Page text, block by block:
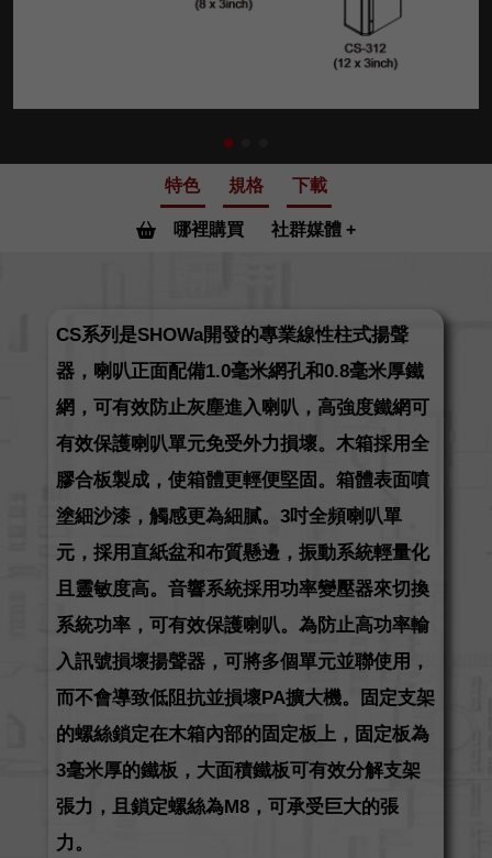
特色 規格 下載
哪裡購買 社群媒體
CS系列是SHOWa開發的專業線性柱式揚聲
器，喇叭正面配備1.0毫米網孔和0.8毫米厚鐵
網，可有效防止灰塵進入喇叭，高強度鐵網可
有效保護喇叭單元免受外力損壞。木箱採用全
膠合板製成，使箱體更輕便堅固。箱體表面噴
塗細沙漆，觸感更為細膩。3吋全頻喇叭單
元，採用直紙盆和布質懸邊，振動系統輕量化
且靈敏度高。音響系統採用功率變壓器來切換
系統功率，可有效保護喇叭。為防止高功率輸
入訊號損壞揚聲器，可將多個單元並聯使用，
而不會導致低阻抗並損壞PA擴大機。固定支架
的螺絲鎖定在木箱內部的固定板上，固定板為
3毫米厚的鐵板，大面積鐵板可有效分解支架
張力，且鎖定螺絲為M8，可承受巨大的張
力。